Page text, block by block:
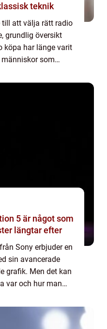
teknik
till att välja rätt radio
grundlig översikt
köpa har länge varit
som
5 är något som
längtar efter
Sony erbjuder en
sin avancerade
grafik. Men det kan
var och hur man
och bristen